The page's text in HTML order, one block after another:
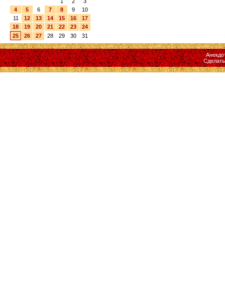
4
5 6 7 8 9
10
11
12 13 14 15 16
17
18
19 20 21 22 23
24
25
26 27 28 29 30 31